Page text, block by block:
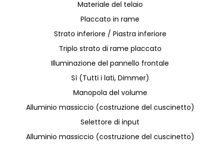
Materiale del telaio
Placcato in rame
Strato inferiore / Piastra inferiore
Triplo strato di rame placcato
Illuminazione del pannello frontale
Sì (Tutti i lati, Dimmer)
Manopola del volume
Alluminio massiccio (costruzione del cuscinetto)
Selettore di input
Alluminio massiccio (costruzione del cuscinetto)